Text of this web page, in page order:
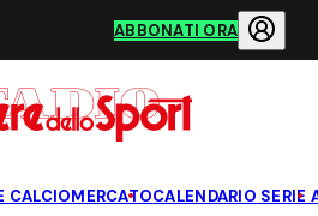
ABBONATI ORA
CALCIOMERCATOCALENDARIO SERIE